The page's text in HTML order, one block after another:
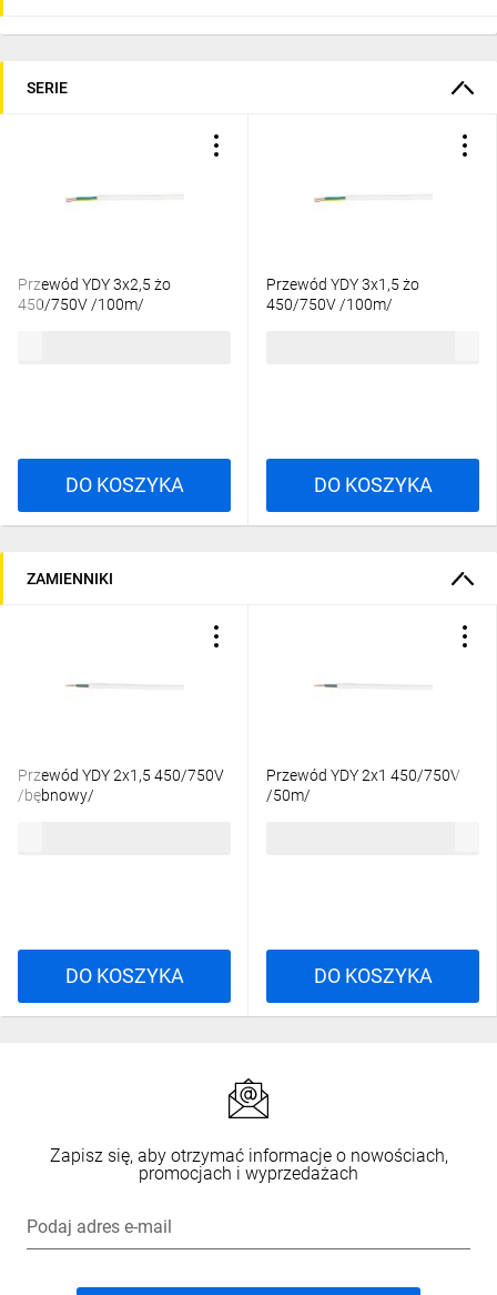
SERIE
Przewód YDY 3x2,5 żo
450/750V /100m/
DO KOSZYKA
Przewód YDY 3x1,5 żo
450/750V /100m/
DO KOSZYKA
ZAMIENNIKI
Przewód YDY 2x1,5 450/750V
/bębnowy/
DO KOSZYKA
Przewód YDY 2x1 450/750V
/50m/
DO KOSZYKA
Zapisz się, aby otrzymać informacje o nowościach,
promocjach i wyprzedażach
Podaj adres e-mail